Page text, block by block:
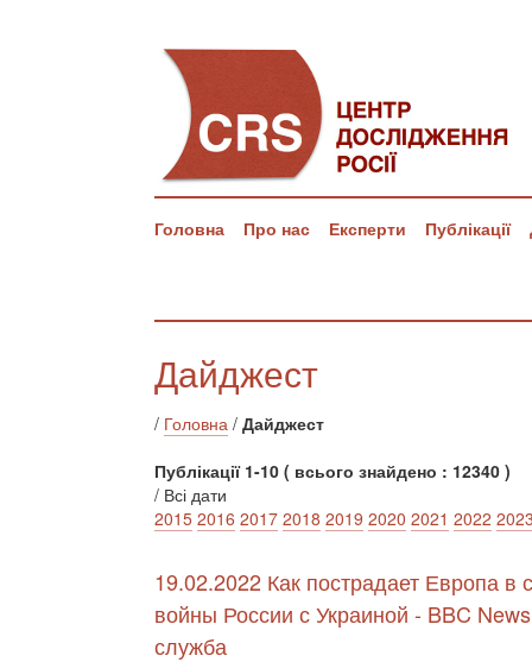
Головна Про нас Експерти Публікації
Дайджест
/ Головна / Дайджест
Публікації 1-10 ( всього знайдено : 12340 )
/ Всі дати
2015 2016 2017 2018 2019 2020 2021 2022
19.02.2022 Как пострадает Европа в
войны России с Украиной - BBC
служба